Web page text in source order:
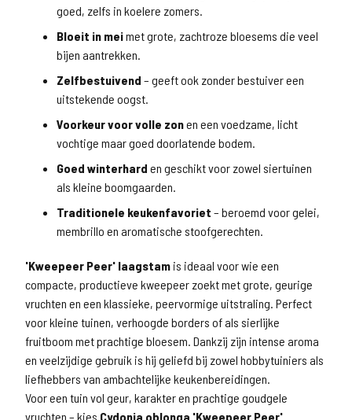
goed, zelfs in koelere zomers.
Bloeit in meimet grote, zachtroze bloesems die veel
bijen aantrekken.
Zelfbestuivend – geeft ook zonder bestuiver een
uitstekende oogst.
Voorkeur voor volle zonen een voedzame, licht
vochtige maar goed doorlatende bodem.
Goed winterhard en geschikt voor zowel siertuinen
als kleine boomgaarden.
Traditionele keukenfavoriet – beroemd voor gelei,
membrillo en aromatische stoofgerechten.
'Kweepeer Peer' laagstam is ideaal voor wie een
compacte, productieve kweepeer zoekt met grote, geurige
vruchten en een klassieke, peervormige uitstraling. Perfect
voor kleine tuinen, verhoogde borders of als sierlijke
fruitboom met prachtige bloesem. Dankzij zijn intense aroma
en veelzijdige gebruik is hij geliefd bij zowel hobbytuiniers als
liefhebbers van ambachtelijke keukenbereidingen.
Voor een tuin vol geur, karakter en prachtige goudgele
vruchten – kies Cydonia oblonga 'Kweepeer Peer'